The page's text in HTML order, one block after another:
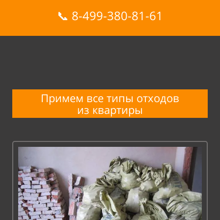
📞 8-499-380-81-61
Примем все типы отходов
из квартиры